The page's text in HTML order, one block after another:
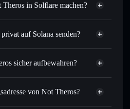
in Solflare machen?
Wallet
NOTTH gegen SOL, USDC
Kurs
– automatisiere Trades zu deinem
in NOTTH einsteigen
NOTTH, ohne Wallets
auf Solana senden?
Privacy
sicher aufbewahren?
von Not Theros?
Not Theros